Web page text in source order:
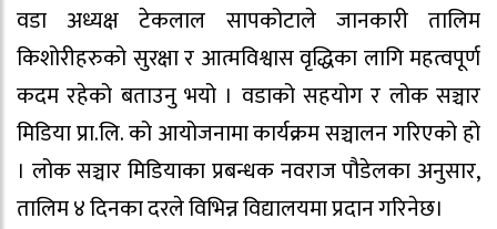
वडा अध्यक्ष टेकलाल सापकोटाले जानकारी तालिम
किशोरीहरुको सुरक्षा र आत्मविश्वास वृद्धिका लागि महत्वपूर्ण
कदम रहेको बताउनु भयो । वडाको सहयोग र लोक सञ्चार
मिडिया प्रा.लि. को आयोजनामा कार्यक्रम सञ्चालन गरिएको हो
। लोक सञ्चार मिडियाका प्रबन्धक नवराज पौडेलका अनुसार,
तालिम ४ दिनका दरले विभिन्न विद्यालयमा प्रदान गरिनेछ।